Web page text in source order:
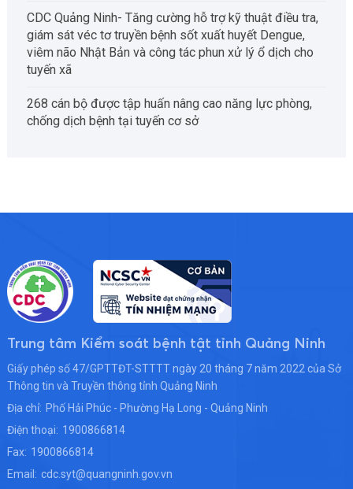
CDC Quảng Ninh- Tăng cường hỗ trợ kỹ thuật điều tra,
giám sát véc tơ truyền bệnh sốt xuất huyết Dengue,
viêm não Nhật Bản và công tác phun xử lý ổ dịch cho
tuyến xã
268 cán bộ được tập huấn nâng cao năng lực phòng,
chống dịch bệnh tại tuyến cơ sở
Trung tâm Kiểm soát bệnh tật tỉnh Quảng Ninh
Giấy phép số 47/GPTTĐT-STTTT ngày 20 tháng 7 năm 2022 của Sở
Thông tin và Truyền thông tỉnh Quảng Ninh
Địa chỉ: Phố Hải Phúc - Phường Hạ Long - Quảng Ninh
Điện thoại: 1900866814
Fax: 1900866814
Email: cdc.syt@quangninh.gov.vn